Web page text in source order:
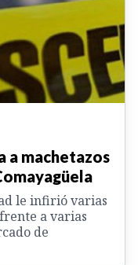
a machetazos
le infirió varias
a varias
de